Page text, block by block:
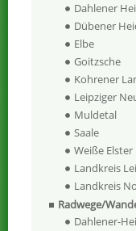
Dahlener
Dübener
Elbe
Goitzsche
Kohrener
Leipziger
Muldetal
Saale
Weiße Elster
Landkreis
Landkreis
Radwege/
Dahlener-